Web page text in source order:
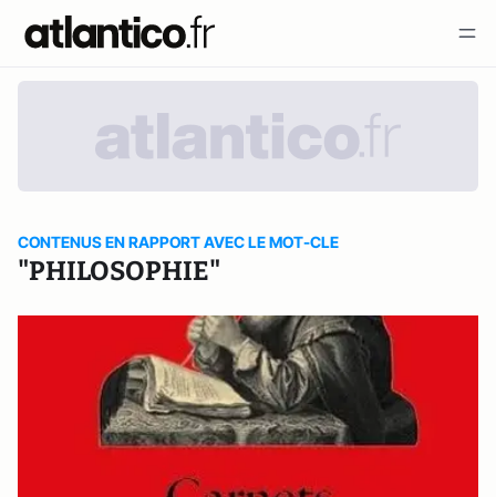
CONTENUS EN RAPPORT AVEC LE MOT-CLE
"PHILOSOPHIE"